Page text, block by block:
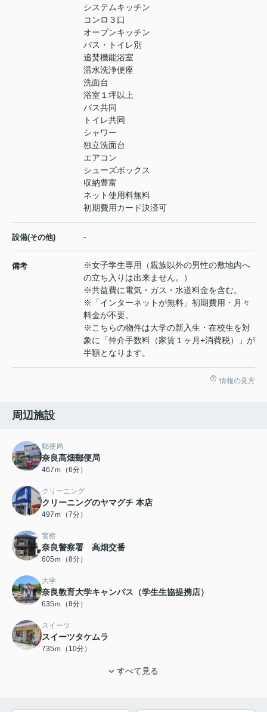
システムキッチン
コンロ３口
オープンキッチン
バス・トイレ別
追焚機能浴室
温水洗浄便座
洗面台
浴室１坪以上
バス共同
トイレ共同
シャワー
独立洗面台
エアコン
シューズボックス
収納豊富
ネット使用料無料
初期費用カード決済可
設備(その他) -
備考
※女子学生専用（親族以外の男性の敷地内へ
の立ち入りは出来ません。）
※共益費に電気・ガス・水道料金を含む。
※「インターネットが無料」初期費用・月々
料金が不要。
※こちらの物件は大学の新入生・在校生を対
象に「仲介手数料（家賃１ヶ月+消費税）」が
半額となります。
情報の見方
周辺施設
郵便局
奈良高畑郵便局
467ｍ（6分）
クリーニング
クリーニングのヤマグチ 本店
497ｍ（7分）
警察
奈良警察署 高畑交番
605ｍ（8分）
大学
奈良教育大学キャンパス（学生生協提携店）
635ｍ（8分）
スイーツ
スイーツタケムラ
735ｍ（10分）
すべて見る